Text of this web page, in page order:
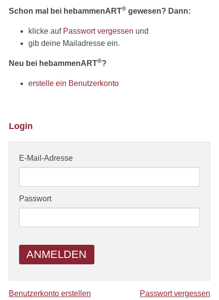
Schon mal bei hebammenART® gewesen? Dann:
klicke auf Passwort vergessen und
gib deine Mailadresse ein.
Neu bei hebammenART®?
erstelle ein Benutzerkonto
Login
E-Mail-Adresse
Passwort
ANMELDEN
Benutzerkonto erstellen Passwort vergessen